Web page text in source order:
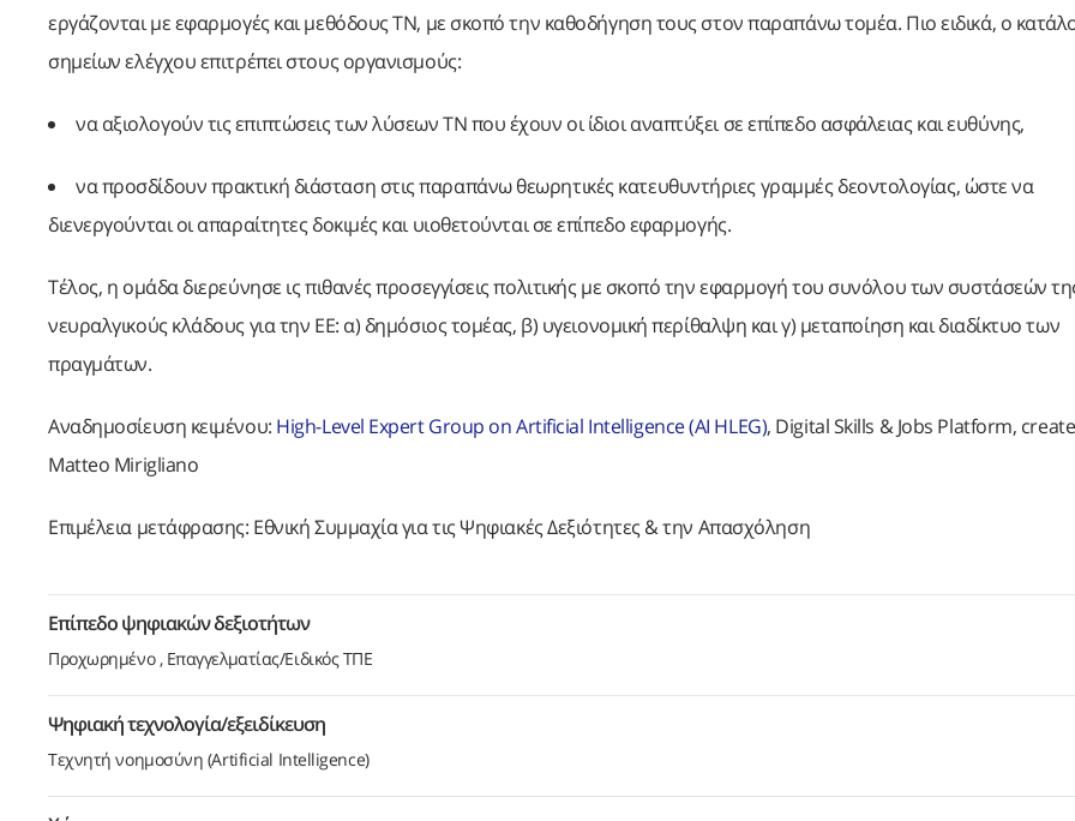
εργάζονται με εφαρμογές και μεθόδους ΤΝ, με σκοπό την καθοδήγηση τους στον παραπάνω τομέα. Πιο ειδικά, ο
σημείων ελέγχου επιτρέπει στους οργανισμούς:
να αξιολογούν τις επιπτώσεις των λύσεων ΤΝ που έχουν οι ίδιοι αναπτύξει σε επίπεδο ασφάλειας και ευθύνης,
να προσδίδουν πρακτική διάσταση στις παραπάνω θεωρητικές κατευθυντήριες γραμμές δεοντολογίας, ώστε να
διενεργούνται οι απαραίτητες δοκιμές και υιοθετούνται σε επίπεδο εφαρμογής.
Τέλος, η ομάδα διερεύνησε ις πιθανές προσεγγίσεις πολιτικής με σκοπό την εφαρμογή του συνόλου των συστάσεών
νευραλγικούς κλάδους για την ΕΕ: α) δημόσιος τομέας, β) υγειονομική περίθαλψη και γ) μεταποίηση και διαδίκτυο των
πραγμάτων.
Αναδημοσίευση κειμένου: High-Level Expert Group on Artificial Intelligence (AI HLEG), Digital Skills & Jobs Platform,
Matteo Mirigliano
Επιμέλεια μετάφρασης: Εθνική Συμμαχία για τις Ψηφιακές Δεξιότητες & την Απασχόληση
Επίπεδο ψηφιακών δεξιοτήτων
Προχωρημένο Επαγγελματίας/Ειδικός ΤΠΕ
Ψηφιακή τεχνολογία/εξειδίκευση
Τεχνητή νοημοσύνη (Artificial Intelligence)